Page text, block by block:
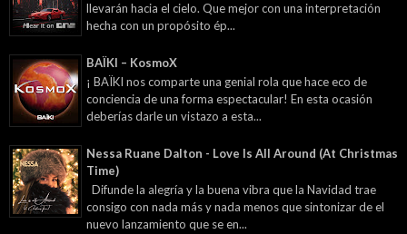
llevarán hacia el cielo. Que mejor con una interpretación
hecha con un propósito ép...
BAÏKI – KosmoX
¡ BAÏKI nos comparte una genial rola que hace eco de
conciencia de una forma espectacular! En esta ocasión
deberías darle un vistazo a esta...
Nessa Ruane Dalton - Love Is All Around (At Christmas
Time)
Difunde la alegría y la buena vibra que la Navidad trae
consigo con nada más y nada menos que sintonizar de el
nuevo lanzamiento que se en...